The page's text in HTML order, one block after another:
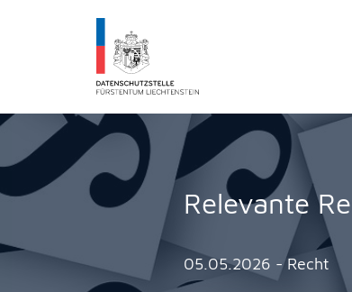
Datenschutzstelle Fürstentums
Relevante
05.05.2026 - Recht